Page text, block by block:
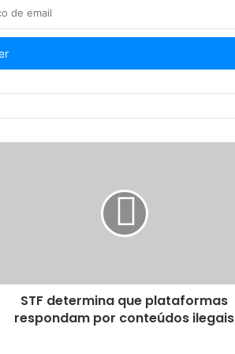
Floriano Peixoto
STF determina que plataformas
respondam por conteúdos ilegais